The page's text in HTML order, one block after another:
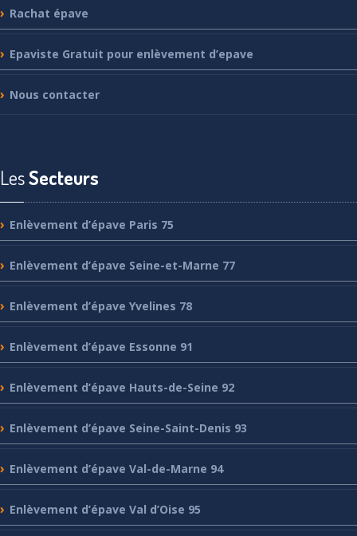
Rachat épave
Epaviste Gratuit pour enlèvement d’epave
Nous contacter
LesSecteurs
Enlèvement d’épave Paris 75
Enlèvement d’épave Seine-et-Marne 77
Enlèvement d’épave Yvelines 78
Enlèvement d’épave Essonne 91
Enlèvement d’épave Hauts-de-Seine 92
Enlèvement d’épave Seine-Saint-Denis 93
Enlèvement d’épave Val-de-Marne 94
Enlèvement d’épave Val d’Oise 95